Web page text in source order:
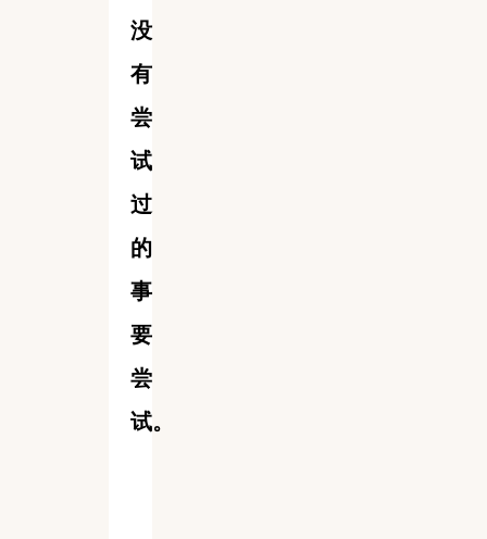
没
有
尝
试
过
的
事
要
尝
试。